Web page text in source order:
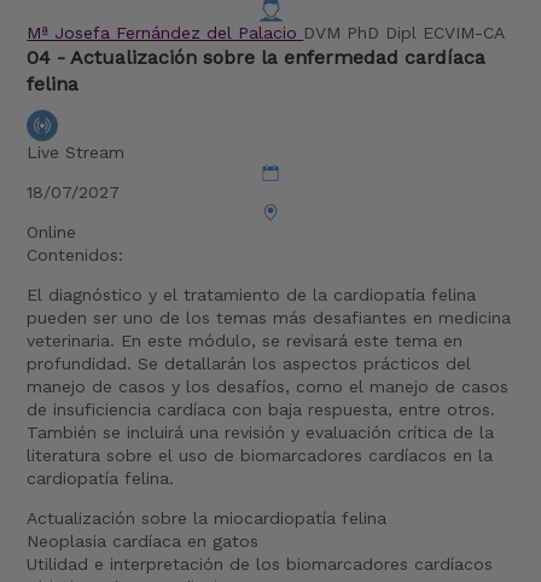
Mª Josefa Fernández del Palacio DVM PhD Dipl ECVIM-CA
04 - Actualización sobre la enfermedad cardíaca
felina
Live Stream
18/07/2027
Online
Contenidos:
El diagnóstico y el tratamiento de la cardiopatía felina
pueden ser uno de los temas más desafiantes en medicina
veterinaria. En este módulo, se revisará este tema en
profundidad. Se detallarán los aspectos prácticos del
manejo de casos y los desafíos, como el manejo de casos
de insuficiencia cardíaca con baja respuesta, entre otros.
También se incluirá una revisión y evaluación crítica de la
literatura sobre el uso de biomarcadores cardíacos en la
cardiopatía felina.
Actualización sobre la miocardiopatía felina
Neoplasia cardíaca en gatos
Utilidad e interpretación de los biomarcadores cardíacos